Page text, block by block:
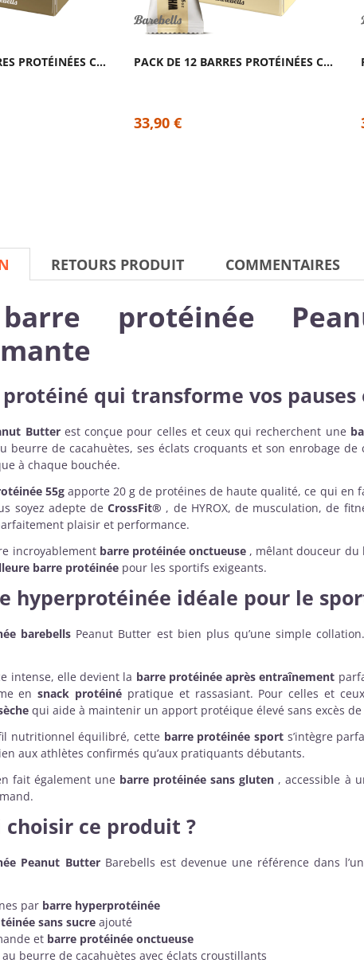
PACK DE 12 BARRES PROTÉINÉES CACAHUÈTES... PACK DE 12 BARRES PROTÉINÉES CHOCOLAT...
33,90 €
RETOURS PRODUIT COMMENTAIRES
protéinée
protéiné qui transforme vos
Butterest conçue pour celles et ceux qui recherchent une
beurre de cacahuètes, ses éclats croquants et son enrobage
à chaque bouchée.
55g apporte 20 g de protéines de haute qualité, ce qui en
soyez adepte deCrossFit® , de HYROX, de musculation, de
plaisir et performance.
incroyablement barre protéinée onctueuse, mêlant douceur du
barre protéinée pour les sportifs exigeants.
hyperprotéinée idéale pour le
barebells Peanut Butter est bien plus qu’une simple
intense, elle devient la barre protéinée après entraînement
ensnack protéiné pratique et rassasiant. Pour celles et
qui aide à maintenir un apport protéique élevé sans excès de
nutritionnel équilibré, cette barre protéinée sport s’intègre
aux athlètes confirmés qu’aux pratiquants débutants.
fait également une barre protéinée sans gluten , accessible à
choisir ce produit ?
Peanut ButterBarebells est devenue une référence dans
par barre hyperprotéinée
sans sucre ajouté
et barre protéinée onctueuse
beurre de cacahuètes avec éclats croustillants